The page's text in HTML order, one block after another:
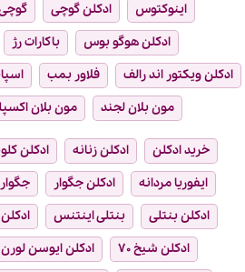
اینوکتوس
ادکلن گوچی
ادکلن هوگو بوس
باکارات رژ
ادکلن ویکتور اند رالف
فلاور بمب
مون بلان لجند
مون بلان
خرید ادکلن ادکلن زنانه ادکلن
ایفوریا مردانه
ادکلن جگوار
ادکلن بنتلی
بنتلی اینتنس
ادکلن شیخ ۷۰
ادکلن ایوسن لورن